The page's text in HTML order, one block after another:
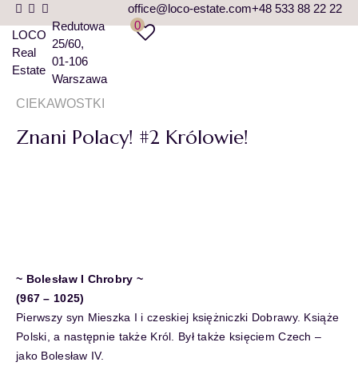
LOCO
Real
Estate
Redutowa
25/60
01-106
Warszawa
office@loco-estate.com+48 533 88 22 22
0
CIEKAWOSTKI
Znani Polacy! #2 Królowie!
~ Bolesław I Chrobry ~
(967 – 1025)
Pierwszy syn Mieszka I i czeskiej księżniczki Dobrawy. Książe
Polski, a następnie także Król. Był także księciem Czech –
jako Bolesław IV.